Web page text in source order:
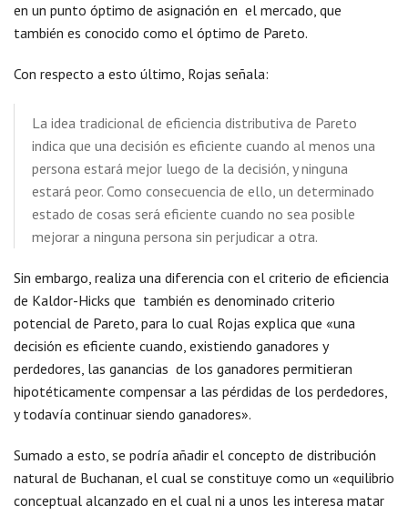
en un punto óptimo de asignación en el mercado, que
también es conocido como el óptimo de Pareto.
Con respecto a esto último, Rojas señala:
La idea tradicional de eficiencia distributiva de Pareto
indica que una decisión es eficiente cuando al menos una
persona estará mejor luego de la decisión, y ninguna
estará peor. Como consecuencia de ello, un determinado
estado de cosas será eficiente cuando no sea posible
mejorar a ninguna persona sin perjudicar a otra.
Sin embargo, realiza una diferencia con el criterio de eficiencia
de Kaldor-Hicks que también es denominado criterio
potencial de Pareto, para lo cual Rojas explica que «una
decisión es eficiente cuando, existiendo ganadores y
perdedores, las ganancias de los ganadores permitieran
hipotéticamente compensar a las pérdidas de los perdedores,
y todavía continuar siendo ganadores».
Sumado a esto, se podría añadir el concepto de distribución
natural de Buchanan, el cual se constituye como un «equilibrio
conceptual alcanzado en el cual ni a unos les interesa matar